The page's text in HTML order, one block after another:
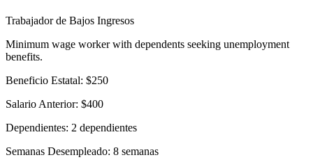
Trabajador de Bajos Ingresos
Minimum wage worker with dependents seeking unemployment
benefits.
Beneficio Estatal: $250
Salario Anterior: $400
Dependientes: 2 dependientes
Semanas Desempleado: 8 semanas